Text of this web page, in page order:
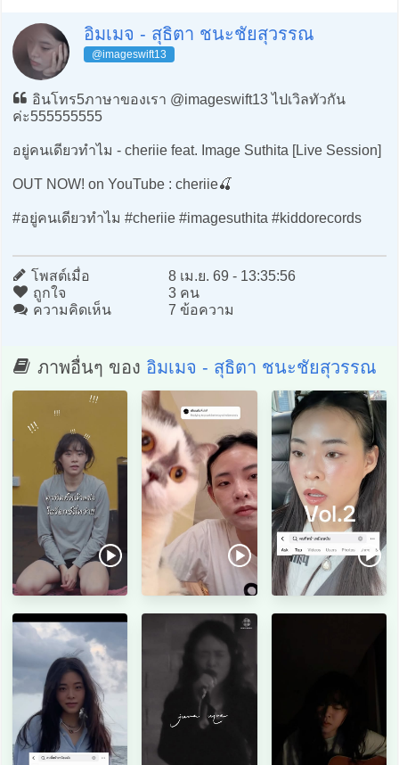
อิมเมจ - สุธิตา ชนะชัยสุวรรณ
@imageswift13
อินโทร5ภาษาของเรา @imageswift13 ไปเวิลทัวกัน
ค่ะ555555555
อยู่คนเดียวทำไม - cheriie feat. Image Suthita [Live Session]
OUT NOW! on YouTube : cheriie🍒
#อยู่คนเดียวทำไม #cheriie #imagesuthita #kiddorecords
โพสต์เมื่อ
8 เม.ย. 69 - 13:35:56
ถูกใจ
3 คน
ความคิดเห็น
7 ข้อความ
ภาพอื่นๆ ของ อิมเมจ - สุธิตา ชนะชัยสุวรรณ